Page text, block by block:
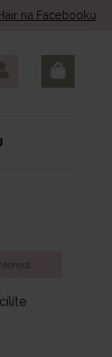
na Facebooku